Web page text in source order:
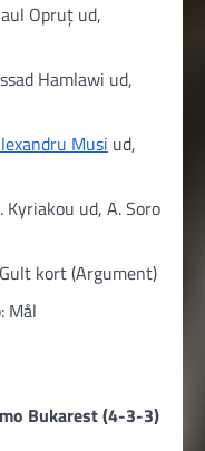
Opruț ud,
Hamlawi ud,
Musi ud,
Kyriakou ud, A. Soro
kort (Argument)
Mål
Bukarest (4-3-3)